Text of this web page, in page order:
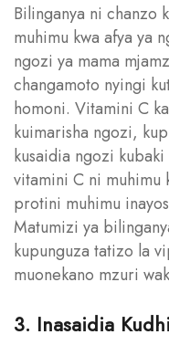
Bilinganya ni chanzo
muhimu kwa afya ya
ngozi ya mama
changamoto nyingi
homoni. Vitamini C
kuimarisha ngozi,
kusaidia ngozi
vitamini C ni muhimu
protini muhimu
Matumizi ya
kupunguza tatizo la
muonekano mzuri
3. Inasaidia